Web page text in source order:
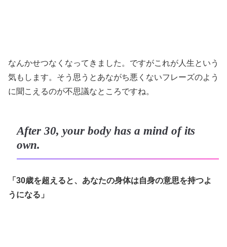
なんかせつなくなってきました。ですがこれが人生という
気もします。そう思うとあながち悪くないフレーズのよう
に聞こえるのが不思議なところですね。
After 30, your body has a mind of its
own.
「30歳を超えると、あなたの身体は自身の意思を持つよ
うになる」